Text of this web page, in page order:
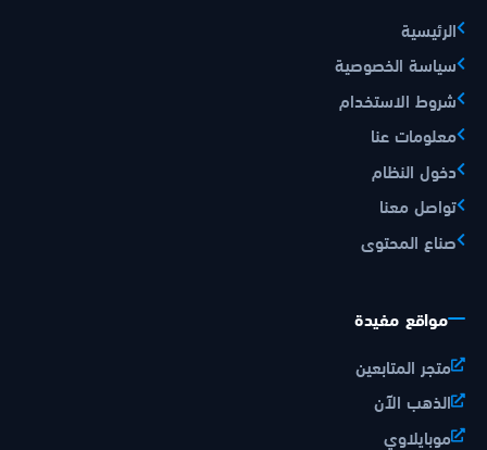
الرئيسية
سياسة الخصوصية
شروط الاستخدام
معلومات عنا
دخول النظام
تواصل معنا
صناع المحتوى
مواقع مفيدة
متجر المتابعين
الذهب الآن
موبايلاوي